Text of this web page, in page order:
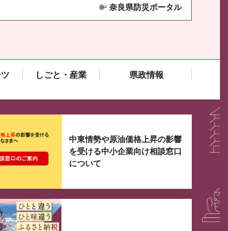
奈良県防災ポータル
しごと・産業 県政情報
3つずつ情報が表示されるスライダーがあります。
中東情勢や原油価格上昇の影響
を受ける中小企業向け相談窓口
について